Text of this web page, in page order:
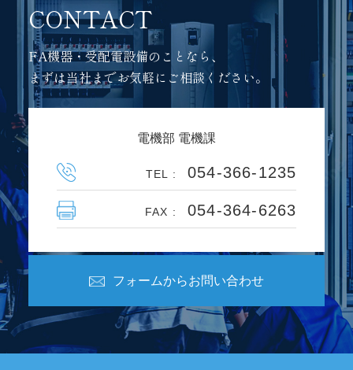
CONTACT
FA機器・受配電設備のことなら、
まずは当社までお気軽にご相談ください。
電機部 電機課
TEL : 054-366-1235
FAX : 054-364-6263
フォームからお問い合わせ